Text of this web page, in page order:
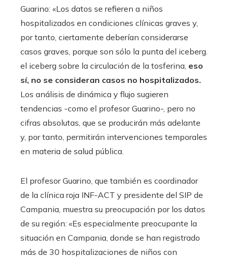
Guarino: «Los datos se refieren a niños
hospitalizados en condiciones clínicas graves y,
por tanto, ciertamente deberían considerarse
casos graves, porque son sólo la punta del iceberg.
el iceberg sobre la circulación de la tosferina, eso
sí, no se consideran casos no hospitalizados.
Los análisis de dinámica y flujo sugieren
tendencias -como el profesor Guarino-, pero no
cifras absolutas, que se producirán más adelante
y, por tanto, permitirán intervenciones temporales
en materia de salud pública.
El profesor Guarino, que también es coordinador
de la clínica roja INF-ACT y presidente del SIP de
Campania, muestra su preocupación por los datos
de su región: «Es especialmente preocupante la
situación en Campania, donde se han registrado
más de 30 hospitalizaciones de niños con